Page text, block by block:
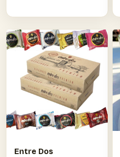
Entre Dos